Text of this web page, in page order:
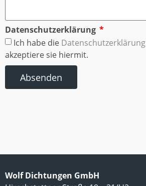
Datenschutzerklärung
Ich habe die Datenschutzerklärung
akzeptiere sie hiermit.
Absenden
Wolf Dichtungen GmbH